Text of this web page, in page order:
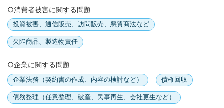
○消費者被害に関する問題
投資被害、通信販売、訪問販売、悪質商法など
欠陥商品、製造物責任
○企業に関する問題
企業法務（契約書の作成、内容の検討など） 債権回収
債務整理（任意整理、破産、民事再生、会社更生など）